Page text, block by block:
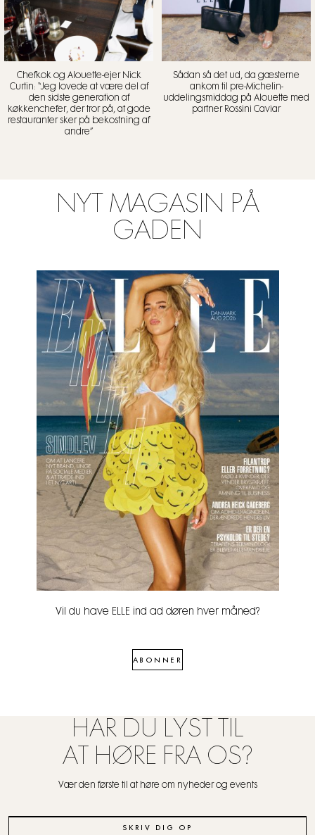
Chefkok og Alouette-ejer Nick
Curtin: “Jeg lovede at være del af
den sidste generation af
køkkenchefer, der tror på, at gode
restauranter sker på bekostning af
andre”
Sådan så det ud, da gæsterne
ankom til pre-Michelin-
uddelingsmiddag på Alouette med
partner Rossini Caviar
NYT MAGASIN PÅ
GADEN
Vil du have ELLE ind ad døren hver måned?
ABONNER
HAR DU LYST TIL
AT HØRE FRA OS?
Vær den første til at høre om nyheder og events
SKRIV DIG OP